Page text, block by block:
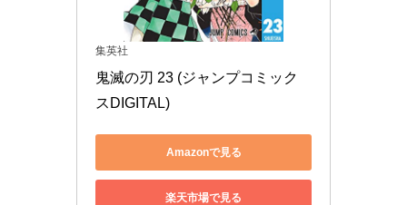
集英社
鬼滅の刃 23 (ジャンプコミック
スDIGITAL)
Amazonで見る
楽天市場で見る